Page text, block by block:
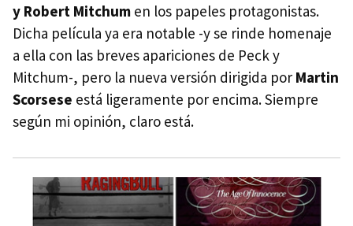
y Robert Mitchum en los papeles protagonistas.
Dicha película ya era notable -y se rinde homenaje
a ella con las breves apariciones de Peck y
Mitchum-, pero la nueva versión dirigida por Martin
Scorsese está ligeramente por encima. Siempre
según mi opinión, claro está.